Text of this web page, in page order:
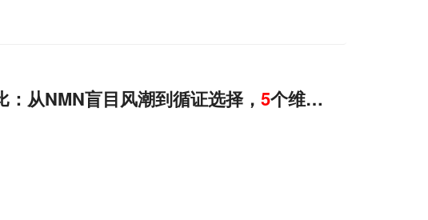
从NMN盲目风潮到循证选择， 5个维度看懂GNC黑